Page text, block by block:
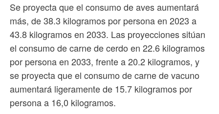
Se proyecta que el consumo de aves aumentará
más, de 38.3 kilogramos por persona en 2023 a
43.8 kilogramos en 2033. Las proyecciones sitúan
el consumo de carne de cerdo en 22.6 kilogramos
por persona en 2033, frente a 20.2 kilogramos, y
se proyecta que el consumo de carne de vacuno
aumentará ligeramente de 15.7 kilogramos por
persona a 16,0 kilogramos.